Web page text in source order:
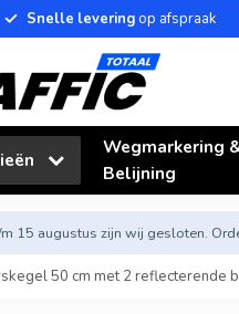
Snelle leveringop afspraak
Wegmarkering
Belijning
15 augustus zijn wij gesloten.
50 cm met 2 reflecterende